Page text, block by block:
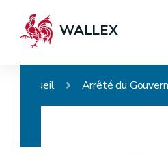
WALLEX
Accueil